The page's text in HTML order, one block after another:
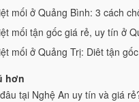
mối ở Quảng Bình: 3 cách
mối tận gốc giá rẻ, uy tín ở
mối ở Quảng Trị: Diêt tận
hơn
tại Nghệ An uy tín và giá